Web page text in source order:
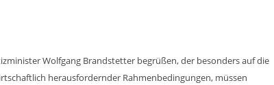
Wolfgang Brandstetter begrüßen, der besonders auf die
herausfordernder Rahmenbedingungen, müssen